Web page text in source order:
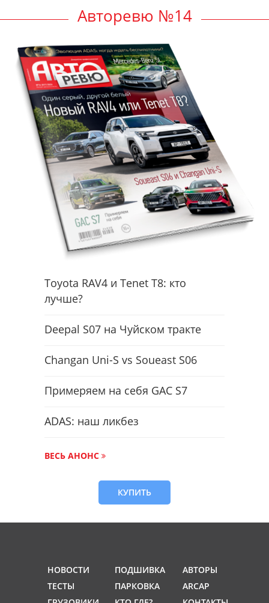
Авторевю №14
Toyota RAV4 и Tenet T8: кто
лучше?
Deepal S07 на Чуйском тракте
Changan Uni-S vs Soueast S06
Примеряем на себя GAC S7
ADAS: наш ликбез
ВЕСЬ АНОНС
КУПИТЬ
НОВОСТИ
ТЕСТЫ
ПОДШИВКА
ПАРКОВКА
АВТОРЫ
ARCAP